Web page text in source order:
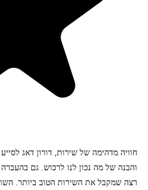
חוויה מדהימה של שירות, דורון דאג
והבנה של מה נכון לנו לרכוש. גם
רצה שמקבל את השירות הטוב ביותר.